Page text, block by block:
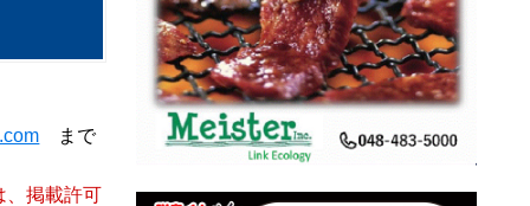
まで
、掲載許可